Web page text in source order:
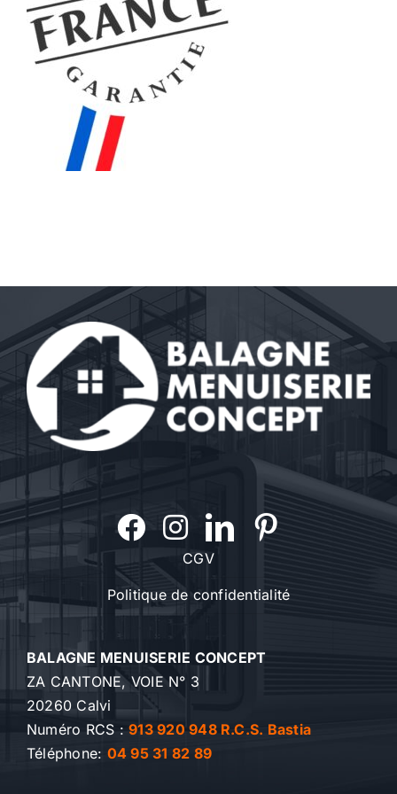
Contact
A propos
CGV
Politique de confidentialité
BALAGNE MENUISERIE CONCEPT
ZA CANTONE, VOIE N° 3
20260 Calvi
Numéro RCS :913 920 948 R.C.S. Bastia
Téléphone: 04 95 31 82 89